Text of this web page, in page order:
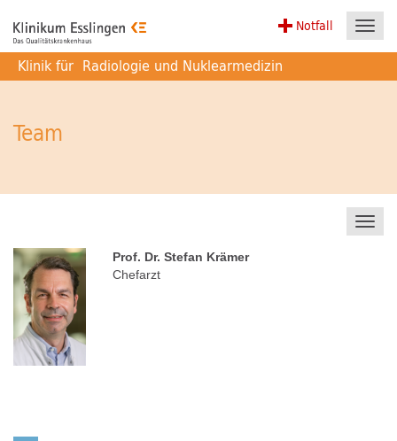
Notfall
Klinik für Radiologie und Nuklearmedizin
Team
Prof. Dr. Stefan Krämer
Chefarzt